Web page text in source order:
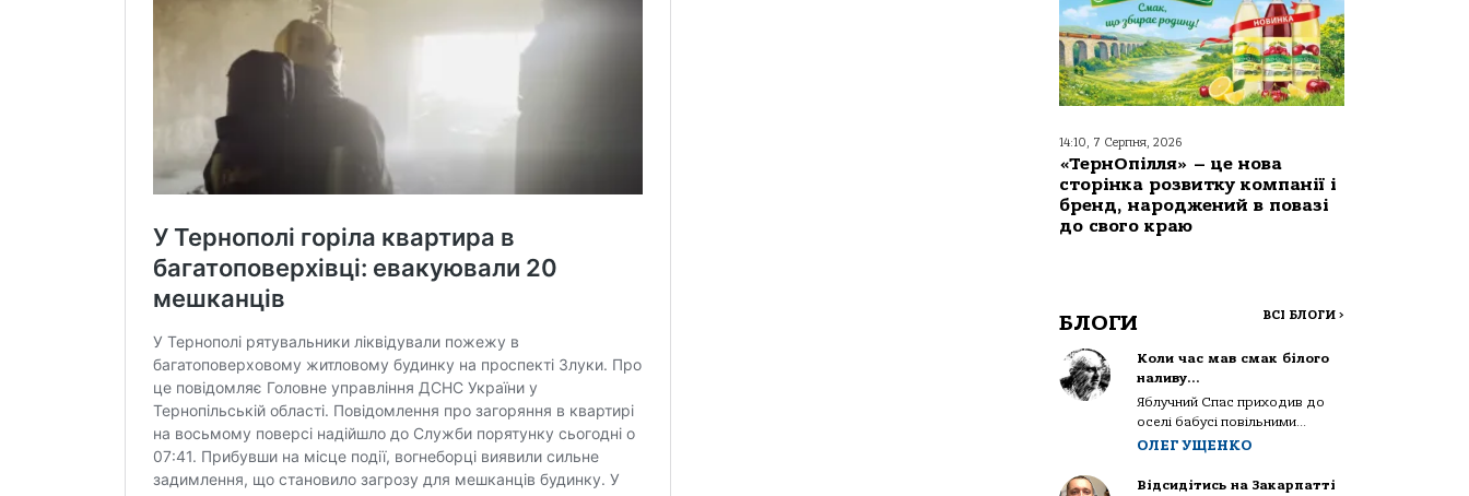
14:10, 7 Серпня, 2026
«ТернОпілля» – це нова
сторінка розвитку компанії і
бренд, народжений в повазі
до свого краю
БЛОГИ ВСІ БЛОГИ >
Коли час мав смак білого
наливу…
Яблучний Спас приходив до
оселі бабусі повільними...
ОЛЕГ УЩЕНКО
Відсидітись на Закарпатті